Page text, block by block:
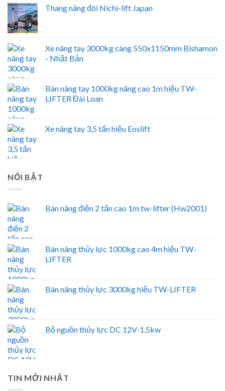
Thang nâng đôi Nichi-lift Japan
Xe nâng tay 3000kg càng 550x1150mm Bishamon
- Nhật Bản
Bàn nâng tay 1000kg nâng cao 1m hiệu TW-
LIFTER Đài Loan
Xe nâng tay 3,5 tấn hiệu Eoslift
NỔI BẬT
Bàn nâng điện 2 tấn cao 1m tw-lifter (Hw2001)
Bàn nâng thủy lực 1000kg cao 4m hiệu TW-
LIFTER
Bàn nâng thủy lực 3000kg hiệu TW-LIFTER
Bộ nguồn thủy lực DC 12V-1.5kw
TIN MỚI NHẤT